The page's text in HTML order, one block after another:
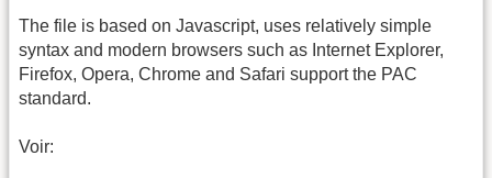
The file is based on Javascript, uses relatively simple
syntax and modern browsers such as Internet Explorer,
Firefox, Opera, Chrome and Safari support the PAC
standard.
Voir: